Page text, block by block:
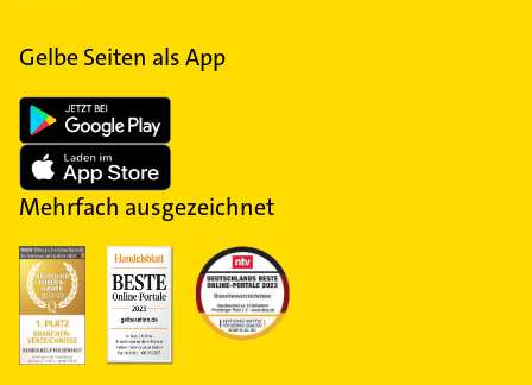
Gelbe Seiten als App
Mehrfach ausgezeichnet